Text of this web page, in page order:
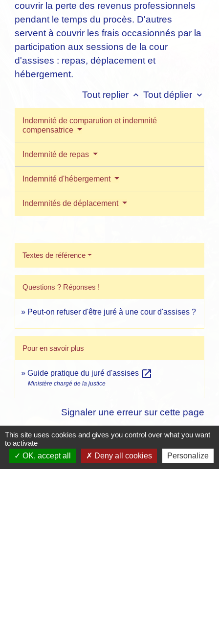
couvrir la perte des revenus professionnels
pendant le temps du procès. D'autres
servent à couvrir les frais occasionnés par la
participation aux sessions de la cour
d'assises : repas, déplacement et
hébergement.
Tout replier keyboard_arrow_up Tout déplier keyboard_arrow_down
Indemnité de comparution et indemnité
compensatrice
Indemnité de repas
Indemnité d'hébergement
Indemnités de déplacement
Textes de référence
Questions ? Réponses !
Peut-on refuser d'être juré à une cour d'assises ?
Pour en savoir plus
Guide pratique du juré d'assises open_in_new
Ministère chargé de la justice
Signaler une erreur sur cette page
Contacts
This site uses cookies and gives you control over what you want
to activate
OK, accept all
Deny all cookies Personalize